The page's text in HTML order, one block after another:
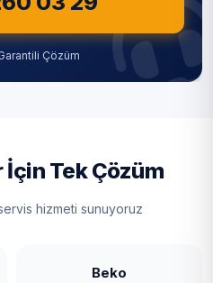
Çözüm
Tek Çözüm
hizmeti sunuyoruz
Beko